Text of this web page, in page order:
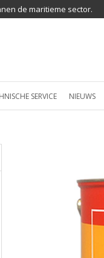
de maritieme sector.
SERVICE NIEUWS